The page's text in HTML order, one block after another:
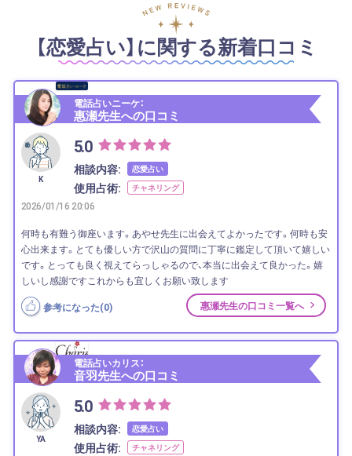
【恋愛占い】に関する新着口コミ
電話占いニーケ：
惠瀬先生への口コミ
K
5.0
相談内容: 恋愛占い
使用占術: チャネリング
2026/01/16 20:06
何時も有難う御座います。あやせ先生に出会えてよかったです。何時も安
心出来ます。とても優しい方で沢山の質問に丁寧に鑑定して頂いて嬉しい
です。とっても良く視えてらっしゃるので、本当に出会えて良かった。嬉
しいし感謝ですこれからも宜しくお願い致します
参考になった(0) 惠瀬先生の口コミ一覧へ
電話占いカリス：
音羽先生への口コミ
YA
5.0
相談内容: 恋愛占い
使用占術: チャネリング